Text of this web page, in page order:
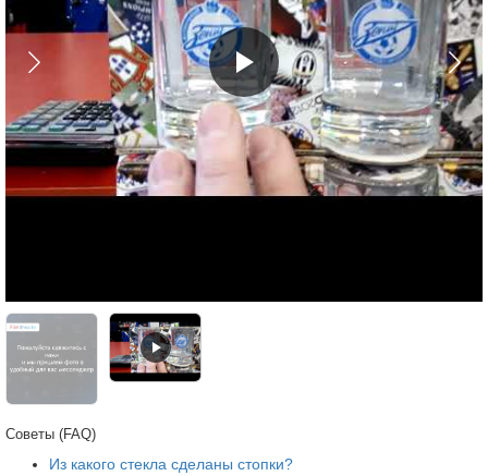
Советы (FAQ)
Из какого стекла сделаны стопки?